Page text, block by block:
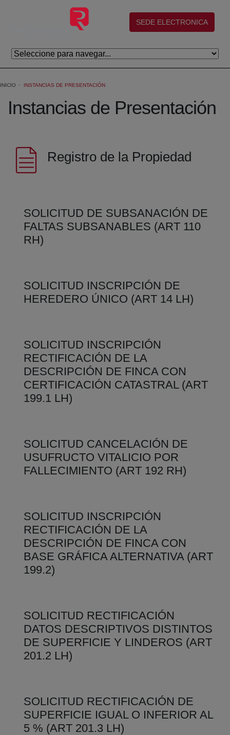
Saltar al contenido principal
(abre en nueva ventana)
SEDE ELECTRONICA
INICIO INSTANCIAS DE PRESENTACIÓN
Instancias de Presentación
Registro de la Propiedad
SOLICITUD DE SUBSANACIÓN DE
FALTAS SUBSANABLES (ART 110
RH)
SOLICITUD INSCRIPCIÓN DE
HEREDERO ÚNICO (ART 14 LH)
SOLICITUD INSCRIPCIÓN
RECTIFICACIÓN DE LA
DESCRIPCIÓN DE FINCA CON
CERTIFICACIÓN CATASTRAL (ART
199.1 LH)
SOLICITUD CANCELACIÓN DE
USUFRUCTO VITALICIO POR
FALLECIMIENTO (ART 192 RH)
SOLICITUD INSCRIPCIÓN
RECTIFICACIÓN DE LA
DESCRIPCIÓN DE FINCA CON
BASE GRÁFICA ALTERNATIVA (ART
199.2)
SOLICITUD RECTIFICACIÓN
DATOS DESCRIPTIVOS DISTINTOS
DE SUPERFICIE Y LINDEROS (ART
201.2 LH)
SOLICITUD RECTIFICACIÓN DE
SUPERFICIE IGUAL O INFERIOR AL
5 % (ART 201.3 LH)